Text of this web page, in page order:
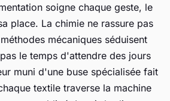
soigne chaque geste, le
place. La chimie ne rassure pas
mécaniques séduisent
le temps d'attendre des jours
muni d'une buse spécialisée fait
textile traverse la machine